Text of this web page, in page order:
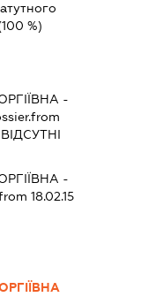
%)
-
-
18.02.15